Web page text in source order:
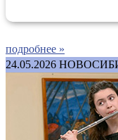
подробнее »
24.05.2026